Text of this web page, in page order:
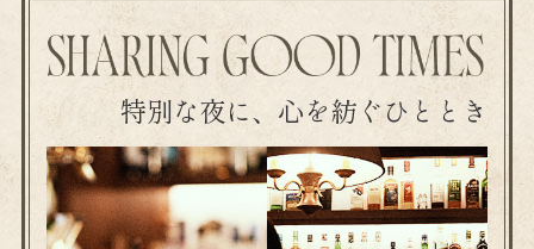
特別な夜に、心を紡ぐひととき